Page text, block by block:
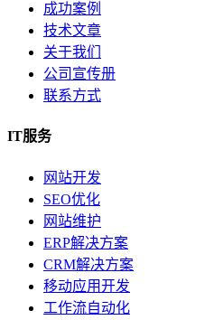
成功案例
技术文章
关于我们
公司宣传册
联系方式
IT服务
网站开发
SEO优化
网站维护
ERP解决方案
CRM解决方案
移动应用开发
工作流自动化